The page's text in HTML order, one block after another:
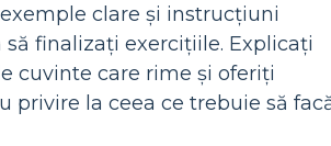
clare și instrucțiuni
finalizați exercițiile. Explicați
cuvinte care rime și oferiți
privire la ceea ce trebuie să